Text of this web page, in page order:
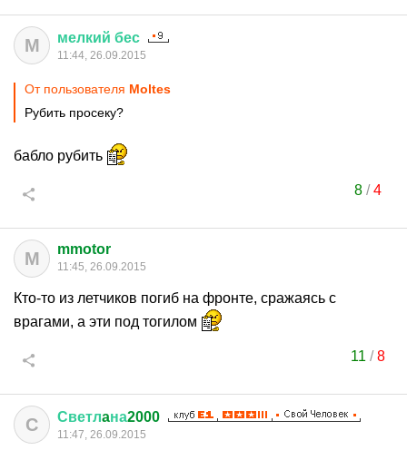
М мелкий бес
11:44, 26.09.2015
От пользователя Moltes
Рубить просеку?
бабло рубить
8/4
M mmotor
11:45, 26.09.2015
Кто-то из летчиков погиб на фронте, сражаясь с
врагами, а эти под тогилом
11 /8
С Светлaна2000
11:47, 26.09.2015